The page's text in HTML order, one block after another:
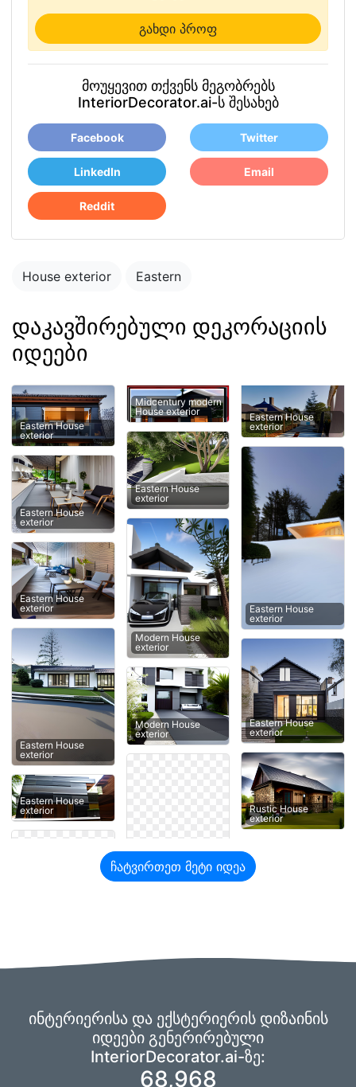
გახდი პროფ
მოუყევით თქვენს მეგობრებს
InteriorDecorator.ai-ს შესახებ
Facebook Twitter
LinkedIn Email
Reddit
House exterior Eastern
დაკავშირებული დეკორაციის
იდეები
Eastern House
exterior
Eastern House
exterior
Eastern House
exterior
Eastern House
exterior
Eastern House
exterior
Midcentury modern
House exterior
Eastern House
exterior
Modern House
exterior
Modern House
exterior
Eastern House
exterior
Eastern House
exterior
Eastern House
exterior
Rustic House
exterior
ჩატვირთეთ მეტი იდეა
ინტერიერისა და ექსტერიერის დიზაინის
იდეები გენერირებული
InteriorDecorator.ai-ზე:
68,968